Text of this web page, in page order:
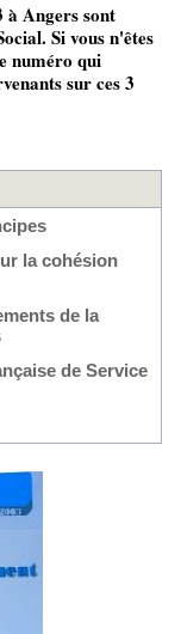
à Angers sont
Si vous n'êtes
numéro qui
sur ces 3
la cohésion
de la
de Service